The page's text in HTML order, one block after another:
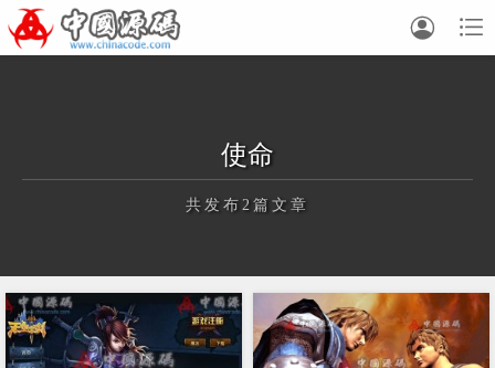


使命
共发布2篇文章
正在为您加载新内容